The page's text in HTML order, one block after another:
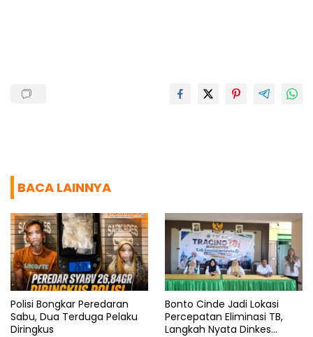
BACA LAINNYA
Polisi Bongkar Peredaran
Sabu, Dua Terduga Pelaku
Diringkus
Bonto Cinde Jadi Lokasi
Percepatan Eliminasi TB,
Langkah Nyata Dinkes